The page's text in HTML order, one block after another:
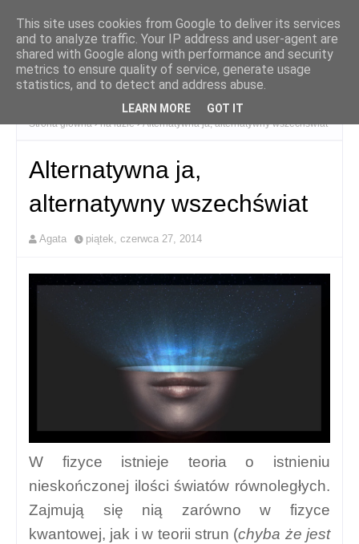
Strona główna na luzie Alternatywna ja, alternatywny wszechświat
Alternatywna ja,
alternatywny wszechświat
Agata piątek, czerwca 27, 2014
W fizyce istnieje teoria o istnieniu
nieskończonej ilości światów równoległych.
Zajmują się nią zarówno w fizyce
kwantowej, jak i w teorii strun (chyba że jest
This site uses cookies from Google to deliver its services
and to analyze traffic. Your IP address and user-agent are
shared with Google along with performance and security
metrics to ensure quality of service, generate usage
statistics, and to detect and address abuse.
LEARN MORE GOT IT